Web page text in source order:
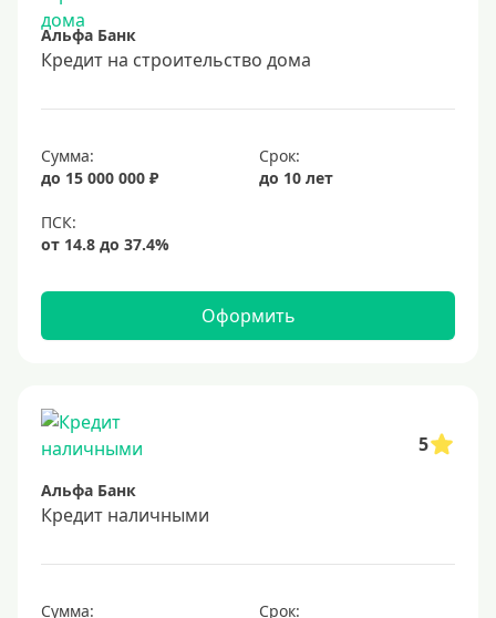
10 лет
15 лет
20 лет
25 лет
30 лет
Месяц
2 месяца
3 месяца
6 месяцев
Ставка
4%
6%
7%
Альфа Банк
Кредит на строительство дома
Сумма:
до 15 000 000 ₽
Срок:
до 10 лет
Оформить
5
Альфа Банк
Кредит наличными
Сумма:
Срок: